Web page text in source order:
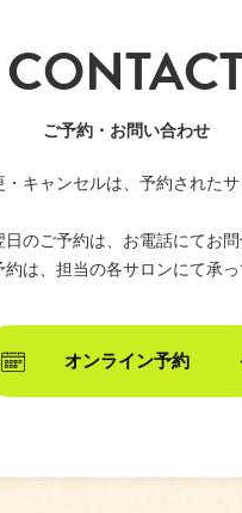
ご予約・お問い合わせ
・キャンセルは、予約された
のご予約は、お電話にてお問
は、担当の各サロンにて承っ
オンライン予約